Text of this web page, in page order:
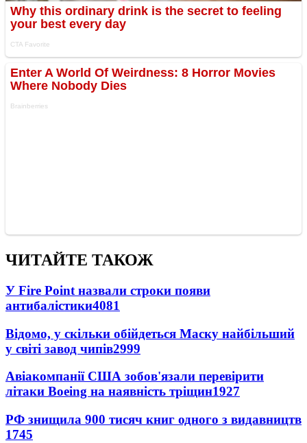
ЧИТАЙТЕ ТАКОЖ
У Fire Point назвали строки появи
антибалістики4081
Відомо, у скільки обійдеться Маску найбільший
у світі завод чипів2999
Авіакомпанії США зобов'язали перевірити
літаки Boeing на наявність тріщин1927
РФ знищила 900 тисяч книг одного з видавництв
1745